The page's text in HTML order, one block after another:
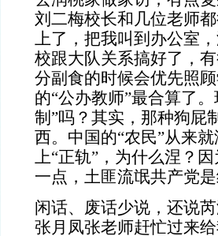
刘二梅校长和几位老师
上了，把我叫到办公室
校跟大队关系搞好了，
分副食的时候会优先照
的“公办教师”最合算了
制”吗？其实，那种狗屁
西。中国的“农民”从来
上“正轨”，为什么涅？
一点，土匪流氓共产党是
闲话、废话少说，还说
张月凤张老师赶忙过来